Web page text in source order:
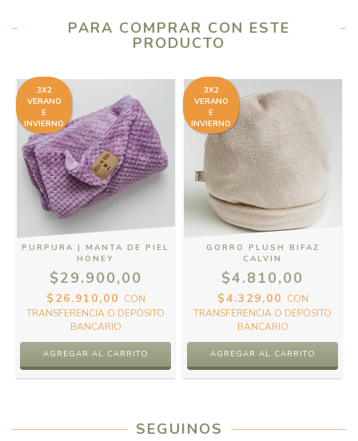
PARA COMPRAR CON ESTE
PRODUCTO
3X2
VERANO
E
INVIERNO
PURPURA | MANTA DE PIEL
HONEY
$29.900,00
$26.910,00 CON
TRANSFERENCIA O DEPÓSITO
BANCARIO
3X2
VERANO
E
INVIERNO
GORRO PLUSH BIFAZ
CALVIN
$4.810,00
$4.329,00 CON
TRANSFERENCIA O DEPÓSITO
BANCARIO
SEGUINOS